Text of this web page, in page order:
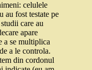
celulele
au fost testate pe
care au
apare
a se multiplica
a le controla.
din cordonul